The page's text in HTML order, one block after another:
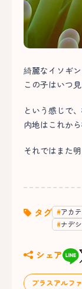
綺麗なイソギ
この子はいつ
という感じで
内地はこれか
それではまた
タグ アカ
ナデ
シェア